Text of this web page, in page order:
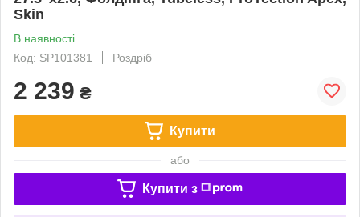
Skin
В наявності
Код: SP101381
Роздріб
2 239 ₴
Купити
або
Купити з